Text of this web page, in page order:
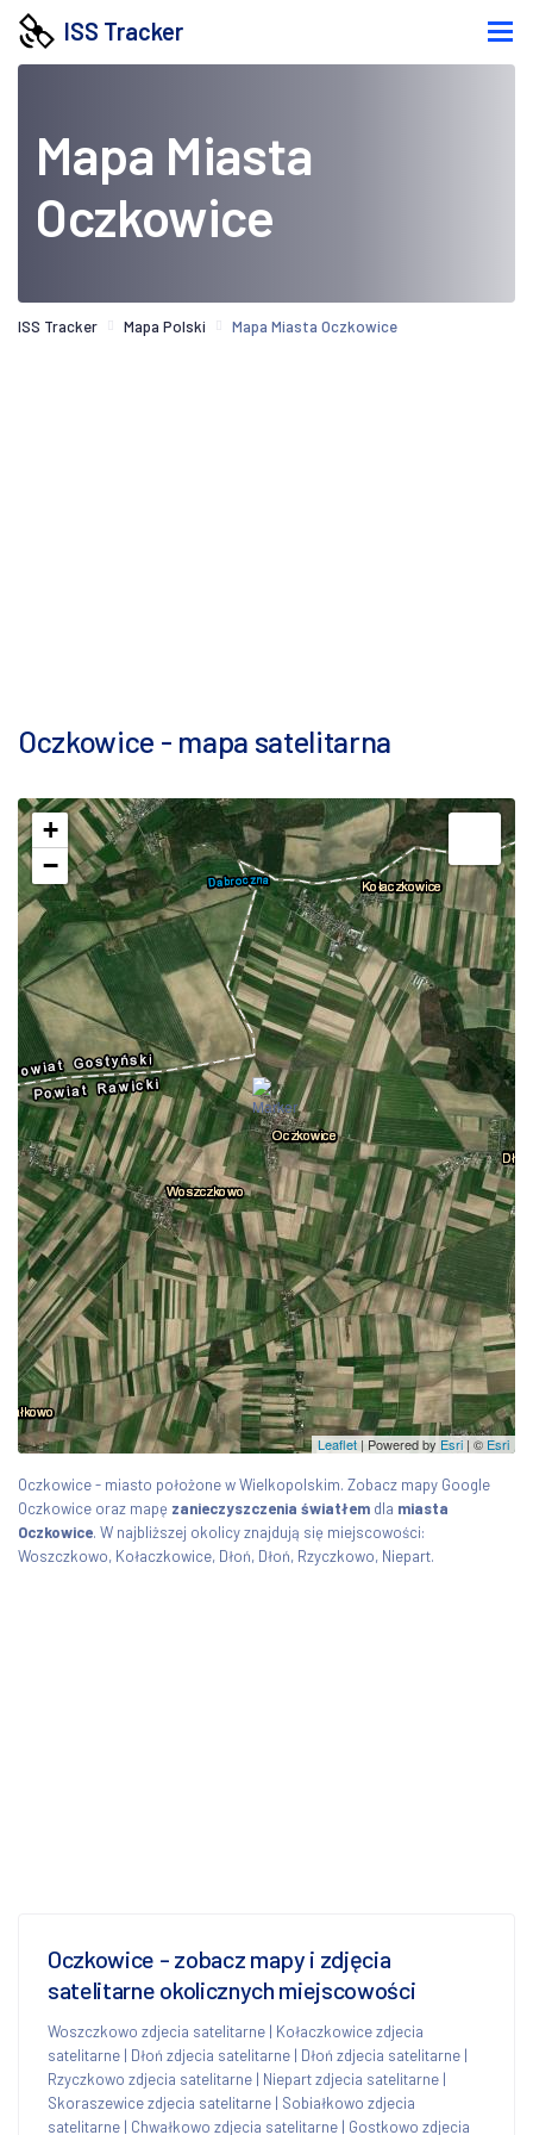
ISS Tracker
Mapa Miasta
Oczkowice
ISS Tracker Mapa Polski Mapa Miasta Oczkowice
Oczkowice - mapa satelitarna
+
−
Leaflet | Powered by Esri | © Esri
Oczkowice - miasto położone w Wielkopolskim. Zobacz mapy Google
Oczkowice oraz mapę zanieczyszczenia światłem dla miasta
Oczkowice. W najbliższej okolicy znajdują się miejscowości:
Woszczkowo, Kołaczkowice, Dłoń, Dłoń, Rzyczkowo, Niepart.
Oczkowice - zobacz mapy i zdjęcia
satelitarne okolicznych miejscowości
Woszczkowo zdjecia satelitarne | Kołaczkowice zdjecia
satelitarne | Dłoń zdjecia satelitarne | Dłoń zdjecia satelitarne |
Rzyczkowo zdjecia satelitarne | Niepart zdjecia satelitarne |
Skoraszewice zdjecia satelitarne | Sobiałkowo zdjecia
satelitarne | Chwałkowo zdjecia satelitarne | Gostkowo zdjecia